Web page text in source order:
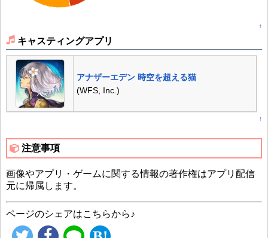
↑
キャスティングアプリ
アナザーエデン 時空を超える猫
(WFS, Inc.)
↑
注意事項
画像やアプリ・ゲームに関する情報の著作権はアプリ配信
元に帰属します。
ページのシェアはこちらから♪